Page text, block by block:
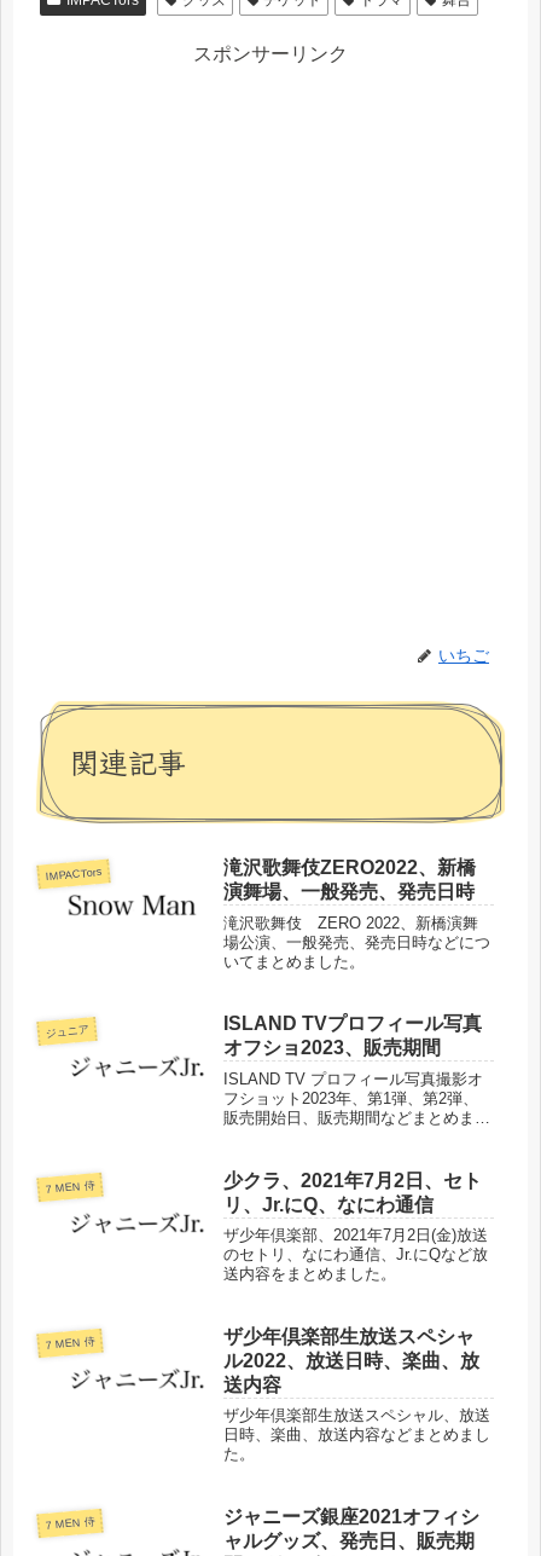
スポンサーリンク
いちご
関連記事
IMPACTors
滝沢歌舞伎ZERO2022、新橋
演舞場、一般発売、発売日時
滝沢歌舞伎 ZERO 2022、新橋演舞
場公演、一般発売、発売日時などにつ
いてまとめました。
ジュニア
ISLAND TVプロフィール写真
オフショ2023、販売期間
ISLAND TV プロフィール写真撮影オ
フショット2023年、第1弾、第2弾、
販売開始日、販売期間などまとめまし
7 MEN 侍
少クラ、2021年7月2日、セト
リ、Jr.にQ、なにわ通信
ザ少年倶楽部、2021年7月2日(金)放送
のセトリ、なにわ通信、Jr.にQなど放
送内容をまとめました。
7 MEN 侍
ザ少年倶楽部生放送スペシャ
ル2022、放送日時、楽曲、放
送内容
ザ少年倶楽部生放送スペシャル、放送
日時、楽曲、放送内容などまとめまし
た。
7 MEN 侍
ジャニーズ銀座2021オフィシ
ャルグッズ、発売日、販売期